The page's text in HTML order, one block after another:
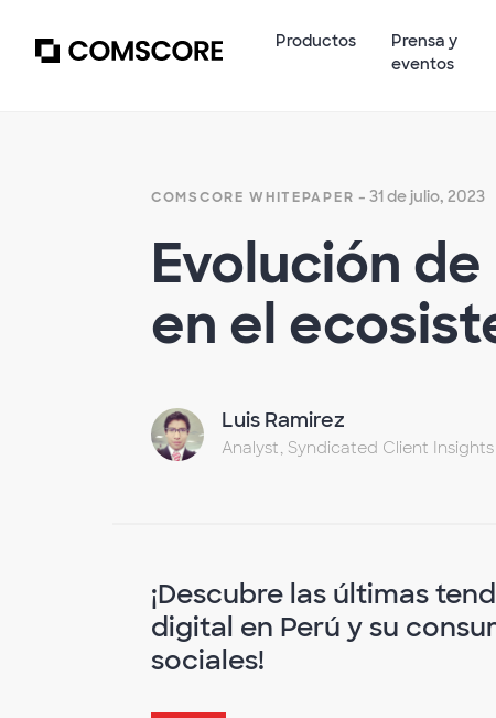
Productos
Prensa y
eventos
COMSCORE WHITEPAPER - 31 de julio, 2023
Evolución
en el
Luis Ramirez
Analyst, Syndicated Client Insights
¡Descubre las últimas
digital en Perú y su
sociales!